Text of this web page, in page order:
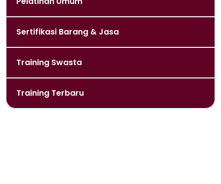
Sertifikasi Barang & Jasa
Training Swasta
Training Terbaru